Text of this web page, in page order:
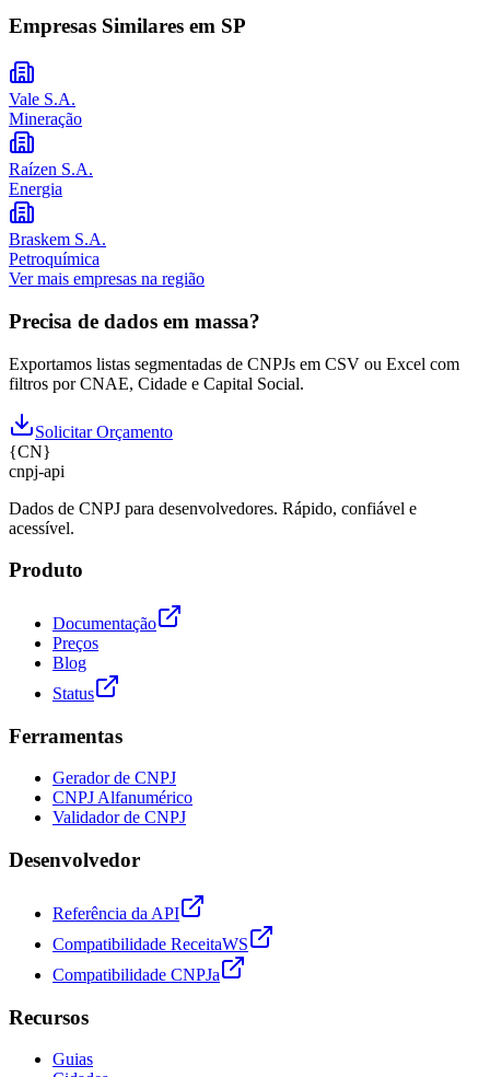
Empresas Similares em SP
Vale S.A.
Mineração
Raízen S.A.
Energia
Braskem S.A.
Petroquímica
Ver mais empresas na região
Precisa de dados em massa?
Exportamos listas segmentadas de CNPJs em CSV ou Excel com
filtros por CNAE, Cidade e Capital Social.
Solicitar Orçamento
{CN}
cnpj-api
Dados de CNPJ para desenvolvedores. Rápido, confiável e
acessível.
Produto
Documentação
Preços
Blog
Status
Ferramentas
Gerador de CNPJ
CNPJ Alfanumérico
Validador de CNPJ
Desenvolvedor
Referência da API
Compatibilidade ReceitaWS
Compatibilidade CNPJa
Recursos
Guias